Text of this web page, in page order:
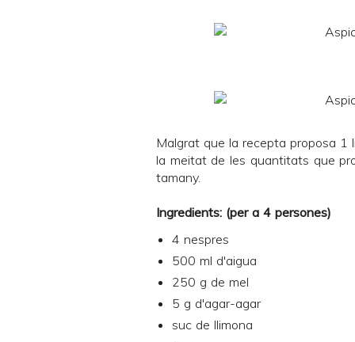
Malgrat que la recepta proposa 1
la meitat de les quantitats que
tamany.
Ingredients: (per a 4 persones)
4 nespres
500 ml d'aigua
250 g de mel
5 g d'agar-agar
suc de llimona